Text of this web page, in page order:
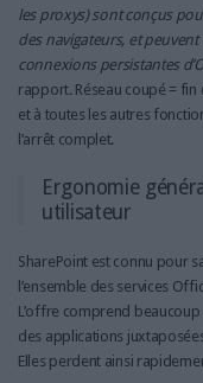
les proxys) sont conçus
des navigateurs, et
connexions persistantes
rapport. Réseau coupé = fin
et à toutes les autres
l’arrêt complet.
Ergonomie
utilisateur
SharePoint est connu pour
l’ensemble des services
L’offre comprend
des applications
Elles perdent ainsi